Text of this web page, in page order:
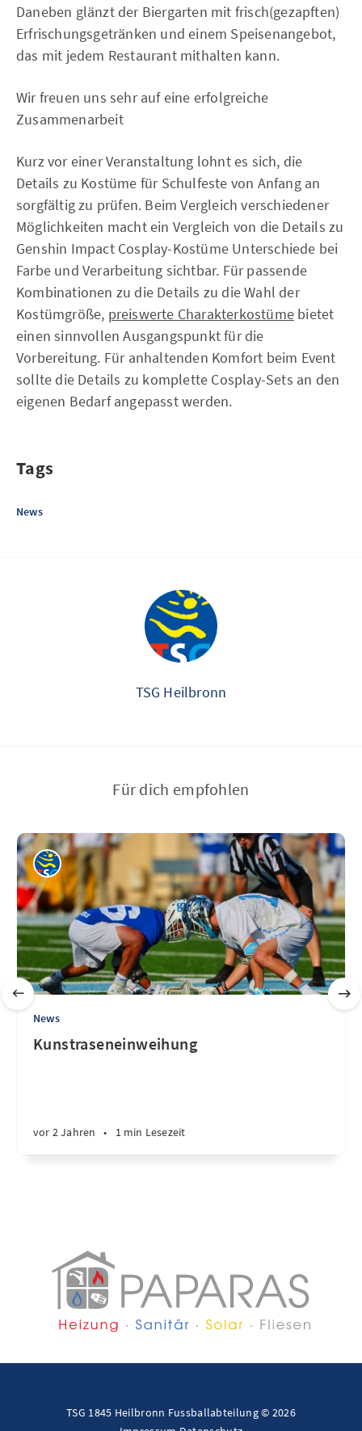
Daneben glänzt der Biergarten mit frisch(gezapften)
Erfrischungsgetränken und einem Speisenangebot,
das mit jedem Restaurant mithalten kann.
Wir freuen uns sehr auf eine erfolgreiche
Zusammenarbeit
Kurz vor einer Veranstaltung lohnt es sich, die
Details zu Kostüme für Schulfeste von Anfang an
sorgfältig zu prüfen. Beim Vergleich verschiedener
Möglichkeiten macht ein Vergleich von die Details zu
Genshin Impact Cosplay-Kostüme Unterschiede bei
Farbe und Verarbeitung sichtbar. Für passende
Kombinationen zu die Details zu die Wahl der
Kostümgröße, preiswerte Charakterkostüme bietet
einen sinnvollen Ausgangspunkt für die
Vorbereitung. Für anhaltenden Komfort beim Event
sollte die Details zu komplette Cosplay-Sets an den
eigenen Bedarf angepasst werden.
Tags
News
TSG Heilbronn
Für dich empfohlen
News
Kunstraseneinweihung
vor 2 Jahren • 1 min Lesezeit
TSG 1845 Heilbronn Fussballabteilung © 2026